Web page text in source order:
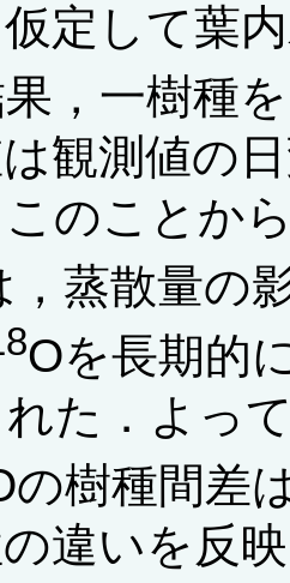
定して葉
，一樹種
観測値の
のことか
，蒸散量の
Oを長期的
た．よっ
の樹種間差
違いを反